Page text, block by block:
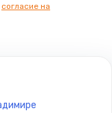
согласие на